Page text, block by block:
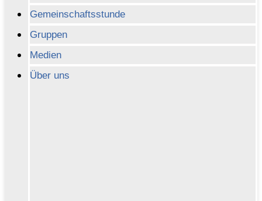
Gemeinschaftsstunde
Gruppen
Medien
Über uns